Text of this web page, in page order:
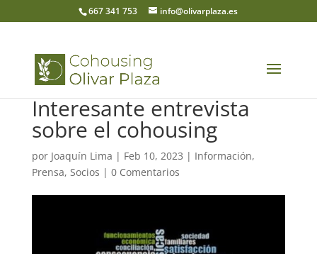
667 341 753 info@olivarplaza.es
Interesante entrevista
sobre el cohousing
por Joaquín Lima | Feb 10, 2023 | Información,
Prensa, Socios | 0 Comentarios